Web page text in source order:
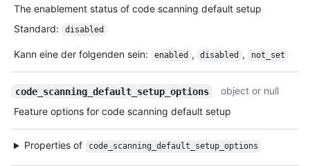
The enablement status of code scanning default setup
Standard: disabled
Kann eine der folgenden sein: enabled , disabled , not_set
code_scanning_default_setup_options
object or null
Feature options for code scanning default setup
Properties of code_scanning_default_setup_options